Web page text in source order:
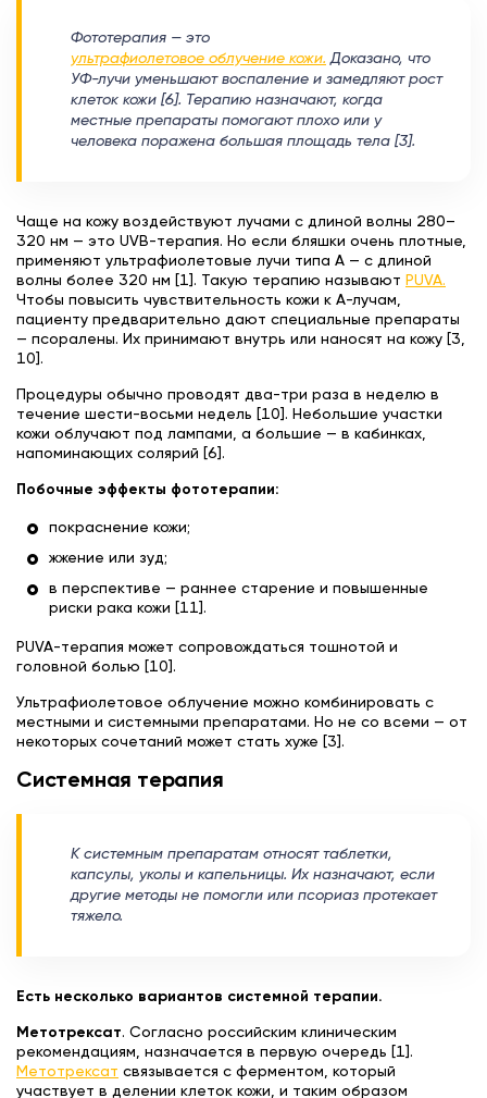
Фототерапия — это
ультрафиолетовое облучение кожи. Доказано, что
УФ-лучи уменьшают воспаление и замедляют рост
клеток кожи [6]. Терапию назначают, когда
местные препараты помогают плохо или у
человека поражена большая площадь тела [3].
Чаще на кожу воздействуют лучами с длиной волны 280–
320 нм — это UVB-терапия. Но если бляшки очень плотные,
применяют ультрафиолетовые лучи типа А — с длиной
волны более 320 нм [1]. Такую терапию называют PUVA.
Чтобы повысить чувствительность кожи к А-лучам,
пациенту предварительно дают специальные препараты
— псоралены. Их принимают внутрь или наносят на кожу [3,
10].
Процедуры обычно проводят два-три раза в неделю в
течение шести-восьми недель [10]. Небольшие участки
кожи облучают под лампами, а большие — в кабинках,
напоминающих солярий [6].
Побочные эффекты фототерапии:
покраснение кожи;
жжение или зуд;
в перспективе — раннее старение и повышенные
риски рака кожи [11].
PUVA-терапия может сопровождаться тошнотой и
головной болью [10].
Ультрафиолетовое облучение можно комбинировать с
местными и системными препаратами. Но не со всеми — от
некоторых сочетаний может стать хуже [3].
Системная терапия
К системным препаратам относят таблетки,
капсулы, уколы и капельницы. Их назначают, если
другие методы не помогли или псориаз протекает
тяжело.
Есть несколько вариантов системной терапии.
Метотрексат. Согласно российским клиническим
рекомендациям, назначается в первую очередь [1].
Метотрексат связывается с ферментом, который
участвует в делении клеток кожи, и таким образом